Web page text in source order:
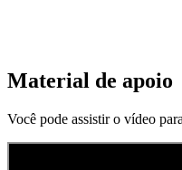
Material de apoio
Você pode assistir o vídeo